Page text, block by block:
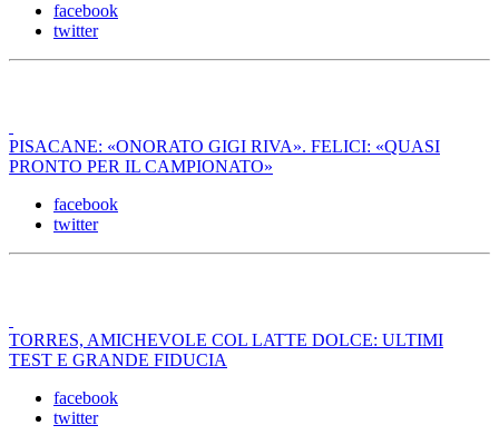
facebook
twitter
PISACANE: «ONORATO GIGI RIVA». FELICI: «QUASI
PRONTO PER IL CAMPIONATO»
facebook
twitter
TORRES, AMICHEVOLE COL LATTE DOLCE: ULTIMI
TEST E GRANDE FIDUCIA
facebook
twitter